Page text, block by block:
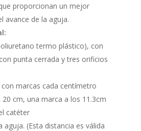
proporcionan un mejor
avance de la aguja.
termo plástico), con
punta cerrada y tres orificios
marcas cada centímetro
cm, una marca a los 11.3cm
catéter
aguja. (Esta distancia es válida